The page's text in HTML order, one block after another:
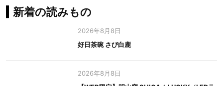
新着の読みもの
2026年8月8日
好日茶碗 さび白鹿
2026年8月8日